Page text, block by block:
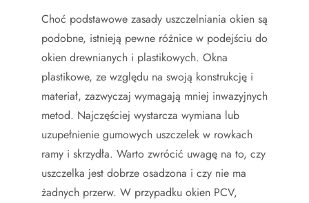
Choć podstawowe zasady uszczelniania okien są
podobne, istnieją pewne różnice w podejściu do
okien drewnianych i plastikowych. Okna
plastikowe, ze względu na swoją konstrukcję i
materiał, zazwyczaj wymagają mniej inwazyjnych
metod. Najczęściej wystarcza wymiana lub
uzupełnienie gumowych uszczelek w rowkach
ramy i skrzydła. Warto zwrócić uwagę na to, czy
uszczelka jest dobrze osadzona i czy nie ma
żadnych przerw. W przypadku okien PCV,